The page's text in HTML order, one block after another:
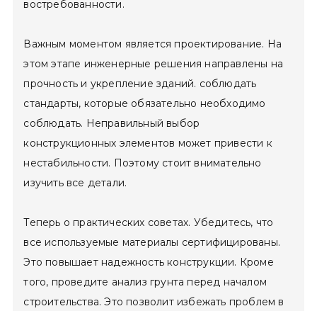
востребованности.
Важным моментом является проектирование. На
этом этапе инженерные решения направлены на
прочность и укрепление зданий. соблюдать
стандарты, которые обязательно необходимо
соблюдать. Неправильный выбор
конструкционных элементов может привести к
нестабильности. Поэтому стоит внимательно
изучить все детали.
Теперь о практических советах. Убедитесь, что
все используемые материалы сертифицированы.
Это повышает надежность конструкции. Кроме
того, проведите анализ грунта перед началом
строительства. Это позволит избежать проблем в